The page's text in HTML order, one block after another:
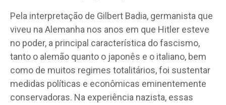
Pela interpretação de Gilbert Badia, germanista que
viveu na Alemanha nos anos em que Hitler esteve
no poder, a principal característica do fascismo,
tanto o alemão quanto o japonês e o italiano, bem
como de muitos regimes totalitários, foi sustentar
medidas políticas e econômicas eminentemente
conservadoras. Na experiência nazista, essas